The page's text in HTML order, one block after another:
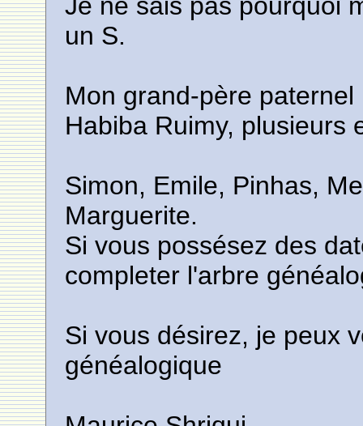
un S.
Mon grand-père
Habiba Ruimy, plusieurs
Simon, Emile, Pinhas,
Marguerite.
Si vous possésez des
completer l'arbre
Si vous désirez, je peux
généalogique